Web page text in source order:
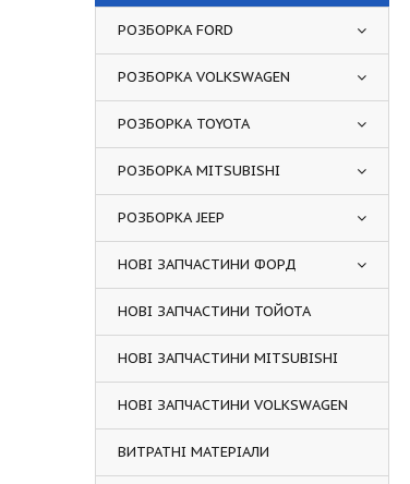
РОЗБОРКА FORD
РОЗБОРКА VOLKSWAGEN
РОЗБОРКА TOYOTA
РОЗБОРКА MITSUBISHI
РОЗБОРКА JEEP
НОВІ ЗАПЧАСТИНИ ФОРД
НОВІ ЗАПЧАСТИНИ ТОЙОТА
НОВІ ЗАПЧАСТИНИ MITSUBISHI
НОВІ ЗАПЧАСТИНИ VOLKSWAGEN
ВИТРАТНІ МАТЕРІАЛИ